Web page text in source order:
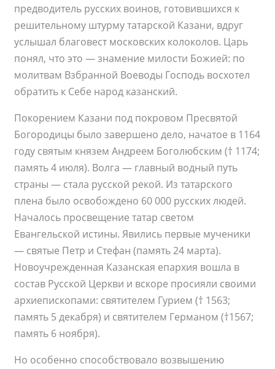
предводитель русских воинов, готовившихся к
решительному штурму татарской Казани, вдруг
услышал благовест московских колоколов. Царь
понял, что это — знамение милости Божией: по
молитвам Взбранной Воеводы Господь восхотел
обратить к Себе народ казанский.
Покорением Казани под покровом Пресвятой
Богородицы было завершено дело, начатое в 1164
году святым князем Андреем Боголюбским († 1174;
память 4 июля). Волга — главный водный путь
страны — стала русской рекой. Из татарского
плена было освобождено 60 000 русских людей.
Началось просвещение татар светом
Евангельской истины. Явились первые мученики
— святые Петр и Стефан (память 24 марта).
Новоучрежденная Казанская епархия вошла в
состав Русской Церкви и вскоре просияли своими
архиепископами: святителем Гурием († 1563;
память 5 декабря) и святителем Германом (†1567;
память 6 ноября).
Но особенно способствовало возвышению